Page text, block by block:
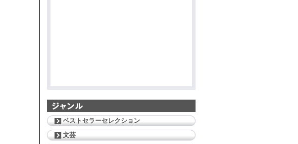
ベストセラーセレクション
文芸